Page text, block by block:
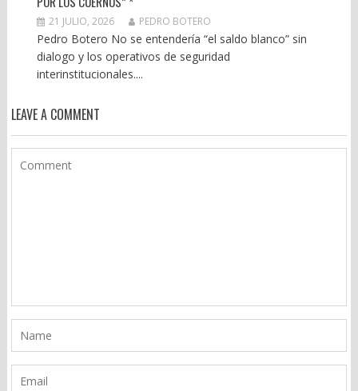
21 JULIO, 2026 PEDRO BOTERO
Pedro Botero No se entendería “el saldo blanco” sin
dialogo y los operativos de seguridad
interinstitucionales....
LEAVE A COMMENT